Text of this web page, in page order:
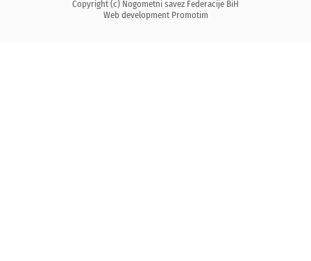
Copyright (c) Nogometni savez Federacije BiH
Web development Promotim